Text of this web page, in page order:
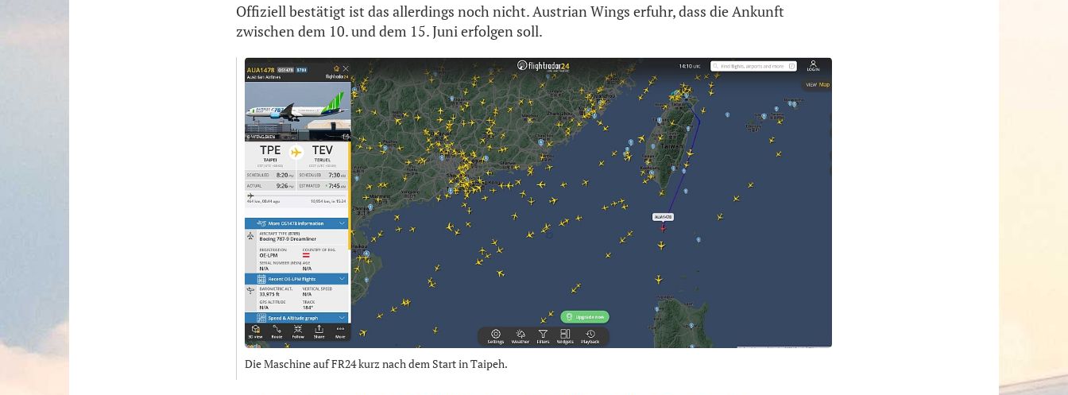
Offiziell bestätigt ist das allerdings noch nicht. Austrian Wings erfuhr, dass die Ankunft
zwischen dem 10. und dem 15. Juni erfolgen soll.
Die Maschine auf FR24 kurz nach dem Start in Taipeh.